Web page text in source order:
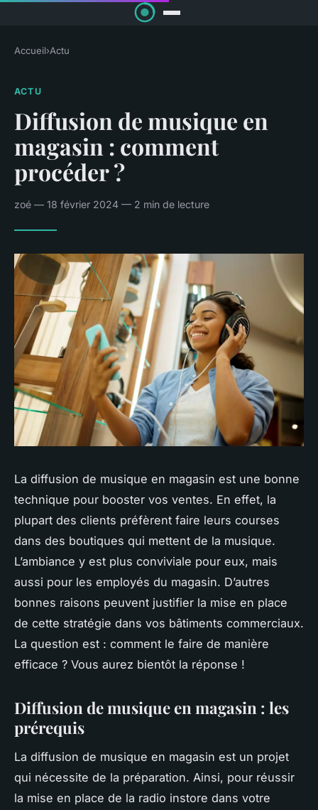
Accueil›Actu
ACTU
Diffusion de musique en
magasin : comment
procéder ?
zoé — 18 février 2024 — 2 min de lecture
La diffusion de musique en magasin est une bonne
technique pour booster vos ventes. En effet, la
plupart des clients préfèrent faire leurs courses
dans des boutiques qui mettent de la musique.
L’ambiance y est plus conviviale pour eux, mais
aussi pour les employés du magasin. D’autres
bonnes raisons peuvent justifier la mise en place
de cette stratégie dans vos bâtiments commerciaux.
La question est : comment le faire de manière
efficace ? Vous aurez bientôt la réponse !
Diffusion de musique en magasin : les
prérequis
La diffusion de musique en magasin est un projet
qui nécessite de la préparation. Ainsi, pour réussir
la mise en place de la radio instore dans votre